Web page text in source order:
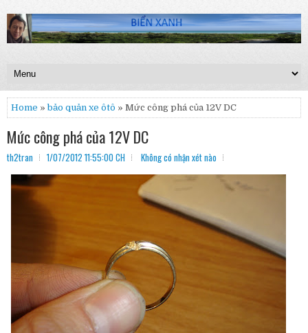
Home »bảo quản xe ôtô » Mức công phá của 12V DC
Mức công phá của 12V DC
th2tran 1/07/2012 11:55:00 CH Không có nhận xét nào